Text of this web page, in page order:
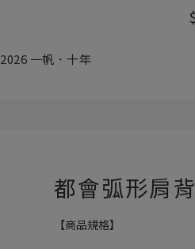
2026 一帆．十年
都會弧形肩
【商品規格】